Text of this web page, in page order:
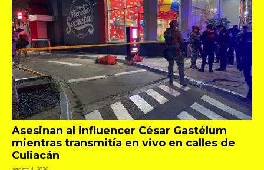
Asesinan al influencer César Gastélum
mientras transmitía en vivo en calles de
Culiacán